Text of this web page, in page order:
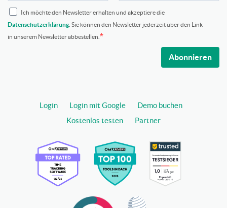
Ich möchte den Newsletter erhalten und akzeptiere die
Datenschutzerklärung . Sie können den Newsletter jederzeit über den Link
in unserem Newsletter abbestellen.
Abonnieren
Login Login mit Google
Demo buchen
Kostenlos testen
Partner